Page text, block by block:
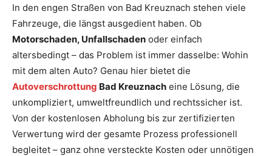
In den engen Straßen von Bad Kreuznach stehen viele
Fahrzeuge, die längst ausgedient haben. Ob
Motorschaden, Unfallschaden oder einfach
altersbedingt – das Problem ist immer dasselbe: Wohin
mit dem alten Auto? Genau hier bietet die
Autoverschrottung Bad Kreuznach eine Lösung, die
unkompliziert, umweltfreundlich und rechtssicher ist.
Von der kostenlosen Abholung bis zur zertifizierten
Verwertung wird der gesamte Prozess professionell
begleitet – ganz ohne versteckte Kosten oder unnötigen